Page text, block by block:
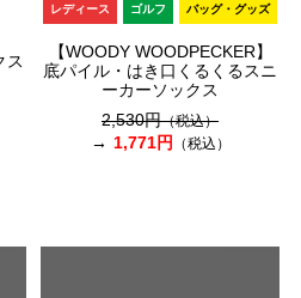
ス
レディース ゴルフ バッグ・グッズ
【WOODY WOODPECKER】
底パイル・はき口くるくるスニ
ーカーソックス
2,530円（税込）
1,771円 （税込）